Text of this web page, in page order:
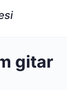
gitar